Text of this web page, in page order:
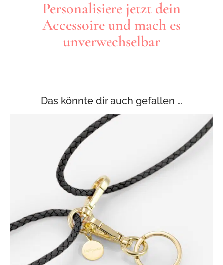
Personalisiere jetzt dein
Accessoire und mach es
unverwechselbar
Das könnte dir auch gefallen …